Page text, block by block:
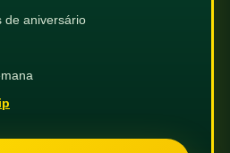
de aniversário